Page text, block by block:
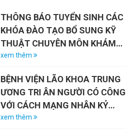
THÔNG BÁO TUYỂN SINH CÁC
KHÓA ĐÀO TẠO BỔ SUNG KỸ
THUẬT CHUYÊN MÔN KHÁM
CHỮA BỆNH NĂM 2026
xem thêm
BỆNH VIỆN LÃO KHOA TRUNG
ƯƠNG TRI ÂN NGƯỜI CÓ CÔNG
VỚI CÁCH MẠNG NHÂN KỶ
NIỆM 79 NĂM NGÀY THƯƠNG
xem thêm